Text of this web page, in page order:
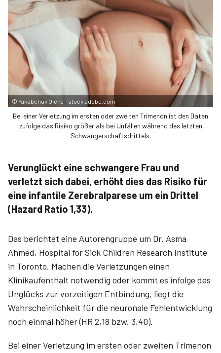
© Yakobchuk Olena – stock.adobe.com
Bei einer Verletzung im ersten oder zweiten Trimenon ist den Daten
zufolge das Risiko größer als bei Unfällen während des letzten
Schwangerschaftsdrittels.
Verunglückt eine schwangere Frau und
verletzt sich dabei, erhöht dies das Risiko für
eine infantile Zerebralparese um ein Drittel
(Hazard Ratio 1,33).
Das berichtet eine Autorengruppe um Dr. Asma
Ahmed, Hospital for Sick Children Research Institute
in Toronto. Machen die Verletzungen einen
Klinikaufenthalt notwendig oder kommt es infolge des
Unglücks zur vorzeitigen Entbindung, liegt die
Wahrscheinlichkeit für die neuronale Fehlentwicklung
noch einmal höher (HR 2,18 bzw. 3,40).
Bei einer Verletzung im ersten oder zweiten Trimenon